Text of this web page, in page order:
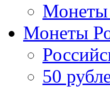
Монеты
Монеты
50